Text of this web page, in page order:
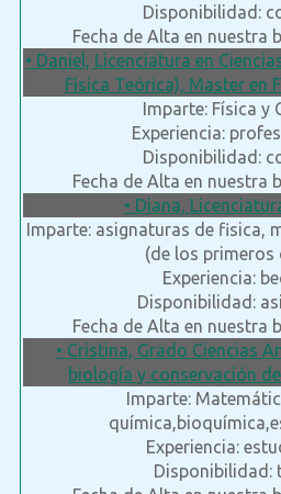
Disponibilidad:
Fecha de Alta en nuestra
• Daniel, Licenciatura en
Física Teórica), Master en
Imparte: Física y
Experiencia:
Disponibilidad:
Fecha de Alta en nuestra
• Diana,
Imparte: asignaturas de fisica,
(de los primeros
Experiencia:
Disponibilidad:
Fecha de Alta en nuestra
• Cristina, Grado Ciencias
biología y conservación
Imparte:
Experiencia:
Disponibilidad: